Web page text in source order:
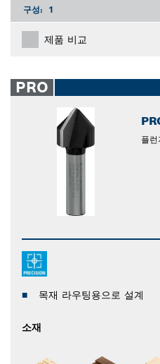
구성: 1
제품 비교
PRO
플
목재 라우팅용으로 설계
소재